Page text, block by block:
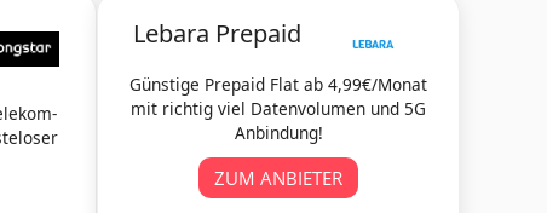
Lebara Prepaid
Günstige Prepaid Flat ab 4,99€/Monat
mit richtig viel Datenvolumen und 5G
Anbindung!
ZUM ANBIETER